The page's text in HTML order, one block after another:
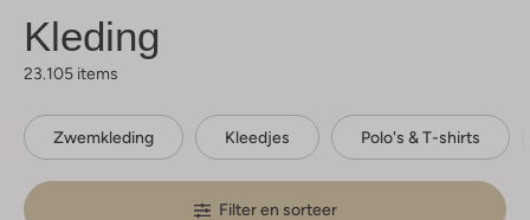
Kleding
23.105 items
Zwemkleding Kleedjes Polo's & T-shirts
Filter en sorteer